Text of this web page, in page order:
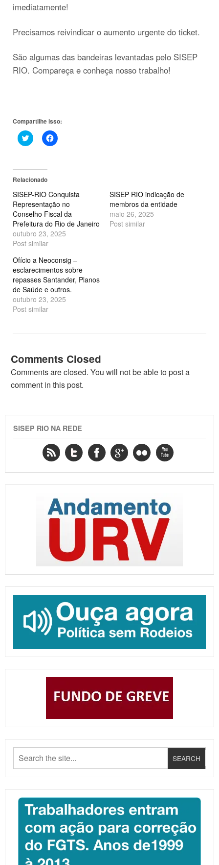
imediatamente!
Precisamos reivindicar o aumento urgente do ticket.
São algumas das bandeiras levantadas pelo SISEP
RIO. Compareça e conheça nosso trabalho!
Compartilhe isso:
Clique
para
em
janela)
Clique
para
Relacionado
SISEP-RIO Conquista
Representação no
Conselho Fiscal da
Prefeitura do Rio de Janeiro
outubro 23, 2025
Post similar
SISEP RIO indicação de
membros da entidade
maio 26, 2025
Post similar
Ofício a Neoconsig –
esclarecimentos sobre
repasses Santander, Planos
de Saúde e outros.
outubro 23, 2025
Post similar
Comments Closed
Comments are closed. You will not be able to post a
comment in this post.
SISEP RIO NA REDE